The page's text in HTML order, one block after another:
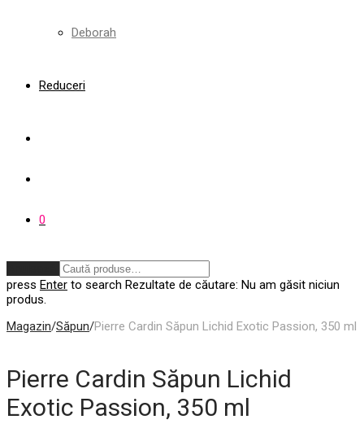
Deborah
Reduceri
0
press Enter to search Rezultate de căutare: Nu am găsit niciun
produs.
Magazin/Săpun/Pierre Cardin Săpun Lichid Exotic Passion, 350 ml
Pierre Cardin Săpun Lichid
Exotic Passion, 350 ml